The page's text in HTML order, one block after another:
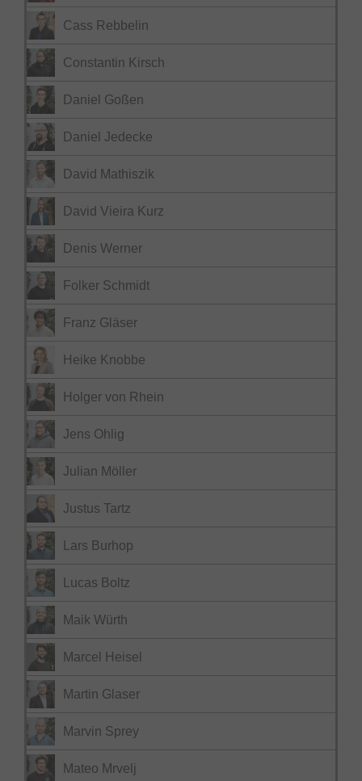
Cass Rebbelin
Constantin Kirsch
Daniel Goßen
Daniel Jedecke
David Mathiszik
David Vieira Kurz
Denis Werner
Folker Schmidt
Franz Gläser
Heike Knobbe
Holger von Rhein
Jens Ohlig
Julian Möller
Justus Tartz
Lars Burhop
Lucas Boltz
Maik Würth
Marcel Heisel
Martin Glaser
Marvin Sprey
Mateo Mrvelj